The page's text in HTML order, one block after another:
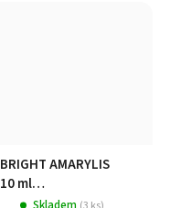
BRIGHT AMARYLIS
10 ml
EVOLUTIONLINE